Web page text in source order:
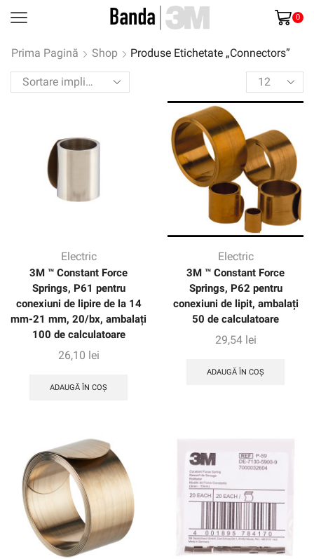
0
Prima Pagină Shop
Produse Etichetate „Connectors”
Products
per
Electric
3M ™ Constant Force
Springs, P61 pentru
conexiuni de lipire de la 14
mm-21 mm, 20/bx, ambalați
100 de calculatoare
26,10 lei
ADAUGĂ ÎN COȘ
Electric
3M ™ Constant Force
Springs, P62 pentru
conexiuni de lipit, ambalați
50 de calculatoare
29,54 lei
ADAUGĂ ÎN COȘ